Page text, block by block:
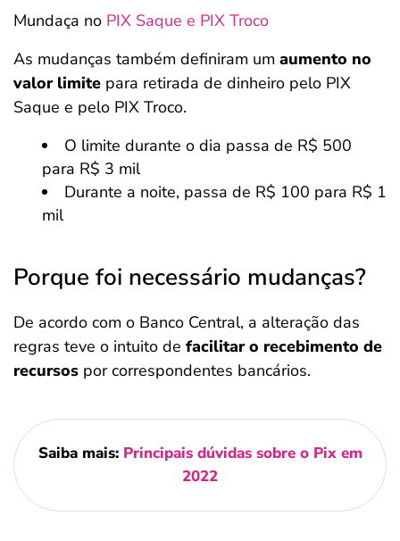
Mundaça no PIX Saque e PIX Troco
As mudanças também definiram um aumento no
valor limite para retirada de dinheiro pelo PIX
Saque e pelo PIX Troco.
O limite durante o dia passa de R$ 500
para R$ 3 mil
Durante a noite, passa de R$ 100 para R$ 1
mil
Porque foi necessário mudanças?
De acordo com o Banco Central, a alteração das
regras teve o intuito de facilitar o recebimento de
recursos por correspondentes bancários.
Saiba mais: Principais dúvidas sobre o Pix em
2022